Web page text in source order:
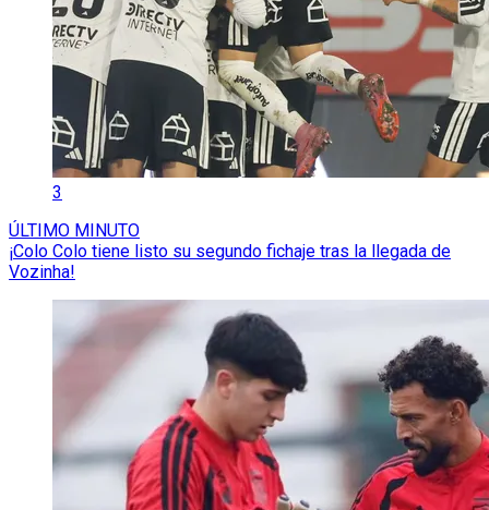
3
ÚLTIMO MINUTO
¡Colo Colo tiene listo su segundo fichaje tras la llegada de
Vozinha!